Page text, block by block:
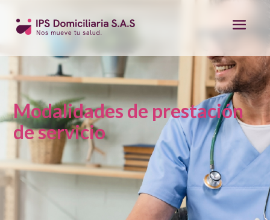
Modalidades de prestación
de servicio